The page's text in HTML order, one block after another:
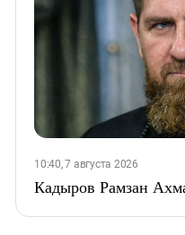
10:40, 7 августа 2026
Кадыров Рамзан